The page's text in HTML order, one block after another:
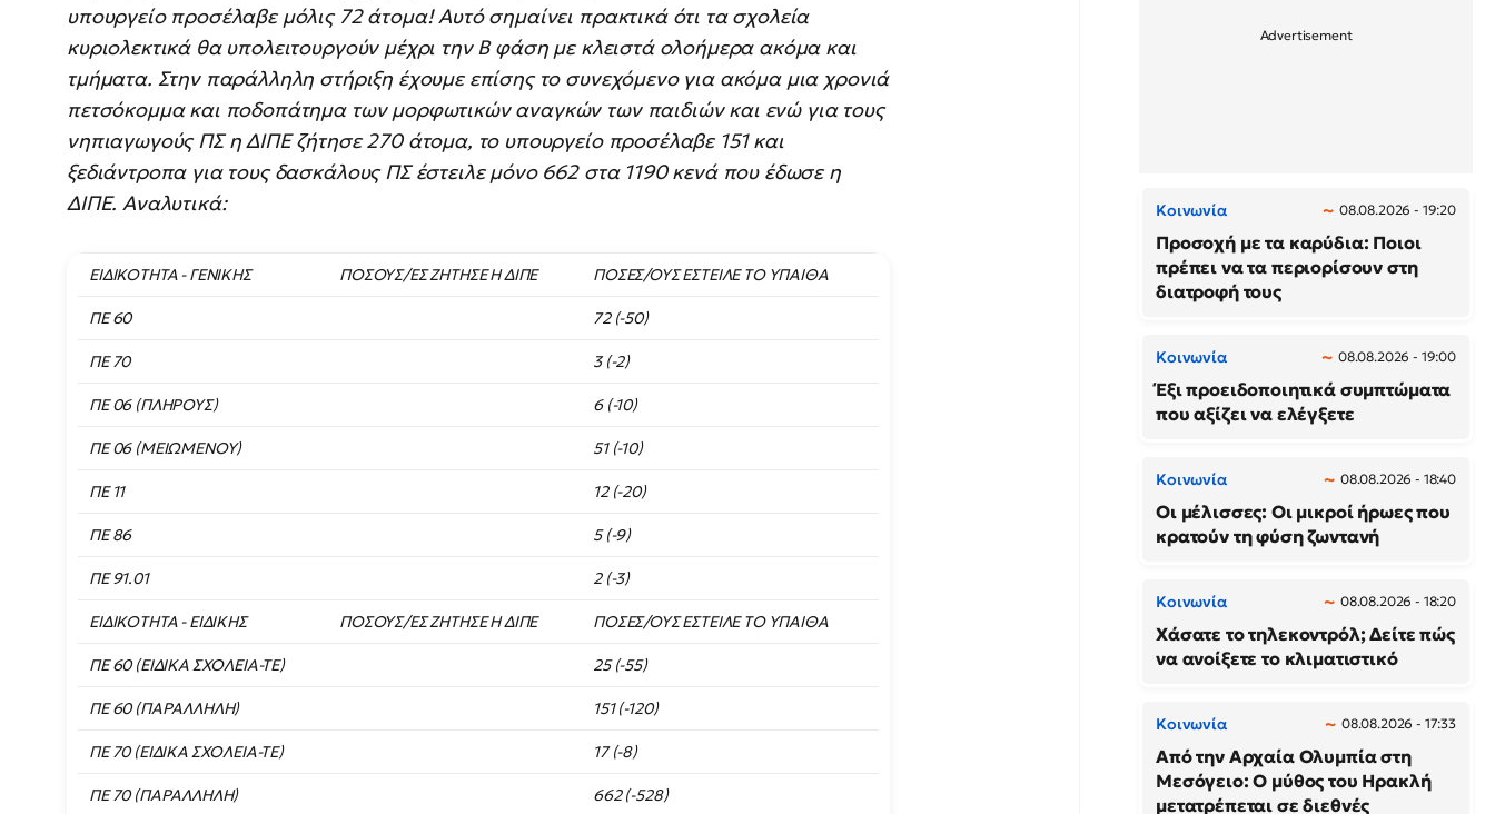
υπουργείο προσέλαβε μόλις 72 άτομα! Αυτό σημαίνει πρακτικά ότι τα σχολεία
κυριολεκτικά θα υπολειτουργούν μέχρι την Β φάση με κλειστά ολοήμερα ακόμα και
τμήματα. Στην παράλληλη στήριξη έχουμε επίσης το συνεχόμενο για ακόμα μια χρονιά
πετσόκομμα και ποδοπάτημα των μορφωτικών αναγκών των παιδιών και ενώ για τους
νηπιαγωγούς ΠΣ η ΔΙΠΕ ζήτησε 270 άτομα, το υπουργείο προσέλαβε 151 και
ξεδιάντροπα για τους δασκάλους ΠΣ έστειλε μόνο 662 στα 1190 κενά που έδωσε η
ΔΙΠΕ. Αναλυτικά:
ΕΙΔΙΚΟΤΗΤΑ - ΓΕΝΙΚΗΣ ΠΟΣΟΥΣ/ΕΣ ΖΗΤΗΣΕ Η ΔΙΠΕ ΠΟΣΕΣ/ΟΥΣ ΕΣΤΕΙΛΕ ΤΟ ΥΠΑΙΘΑ
ΠΕ 60 72 (-50)
ΠΕ 70 3 (-2)
ΠΕ 06 (ΠΛΗΡΟΥΣ) 6 (-10)
ΠΕ 06 (ΜΕΙΩΜΕΝΟΥ) 51 (-10)
ΠΕ 11 12 (-20)
ΠΕ 86 5 (-9)
ΠΕ 91.01 2 (-3)
ΕΙΔΙΚΟΤΗΤΑ - ΕΙΔΙΚΗΣ ΠΟΣΟΥΣ/ΕΣ ΖΗΤΗΣΕ Η ΔΙΠΕ ΠΟΣΕΣ/ΟΥΣ ΕΣΤΕΙΛΕ ΤΟ ΥΠΑΙΘΑ
ΠΕ 60 (ΕΙΔΙΚΑ ΣΧΟΛΕΙΑ-ΤΕ) 25 (-55)
ΠΕ 60 (ΠΑΡΑΛΛΗΛΗ) 151 (-120)
ΠΕ 70 (ΕΙΔΙΚΑ ΣΧΟΛΕΙΑ-ΤΕ) 17 (-8)
ΠΕ 70 (ΠΑΡΑΛΛΗΛΗ) 662 (-528)
Κοινωνία 08.08.2026 - 19:20
Προσοχή με τα καρύδια: Ποιοι
πρέπει να τα περιορίσουν στη
διατροφή τους
Κοινωνία 08.08.2026 - 19:00
Έξι προειδοποιητικά συμπτώματα
που αξίζει να ελέγξετε
Κοινωνία 08.08.2026 - 18:40
Οι μέλισσες: Οι μικροί ήρωες που
κρατούν τη φύση ζωντανή
Κοινωνία 08.08.2026 - 18:20
Χάσατε το τηλεκοντρόλ; Δείτε πώς
να ανοίξετε το κλιματιστικό
Κοινωνία 08.08.2026 - 17:33
Από την Αρχαία Ολυμπία στη
Μεσόγειο: Ο μύθος του Ηρακλή
μετατρέπεται σε διεθνές